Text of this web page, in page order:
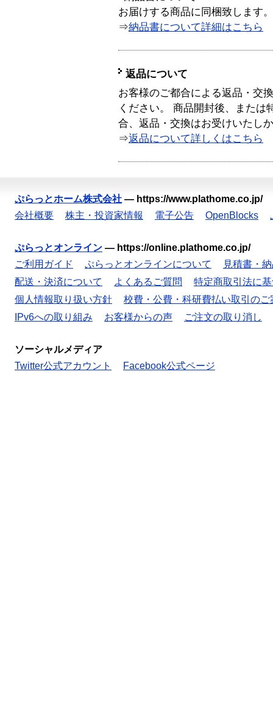
お届けする商品に同梱致します。
⇒納品書について詳細はこちら
返品について
お客様のご都合による返品・交
ください。 商品開封後、または
合、返品・交換はお受けいたし
⇒返品について詳しくはこちら
ぷらっとホーム株式会社 — https://www.plathome.co.jp/
会社概要
株主・投資家情報 電子公告 OpenBlocks
ぷらっとオンライン — https://online.plathome.co.jp/
ご利用ガイド
ぷらっとオンラインについて
見積書・
配送・決済について
よくあるご質問
特定商取引法に
個人情報取り扱い方針
校費・公費・科研費払い取引のご
IPv6への取り組み
お客様からの声 ご注文の取り消し
ソーシャルメディア
Twitter公式アカウント
Facebook公式ページ